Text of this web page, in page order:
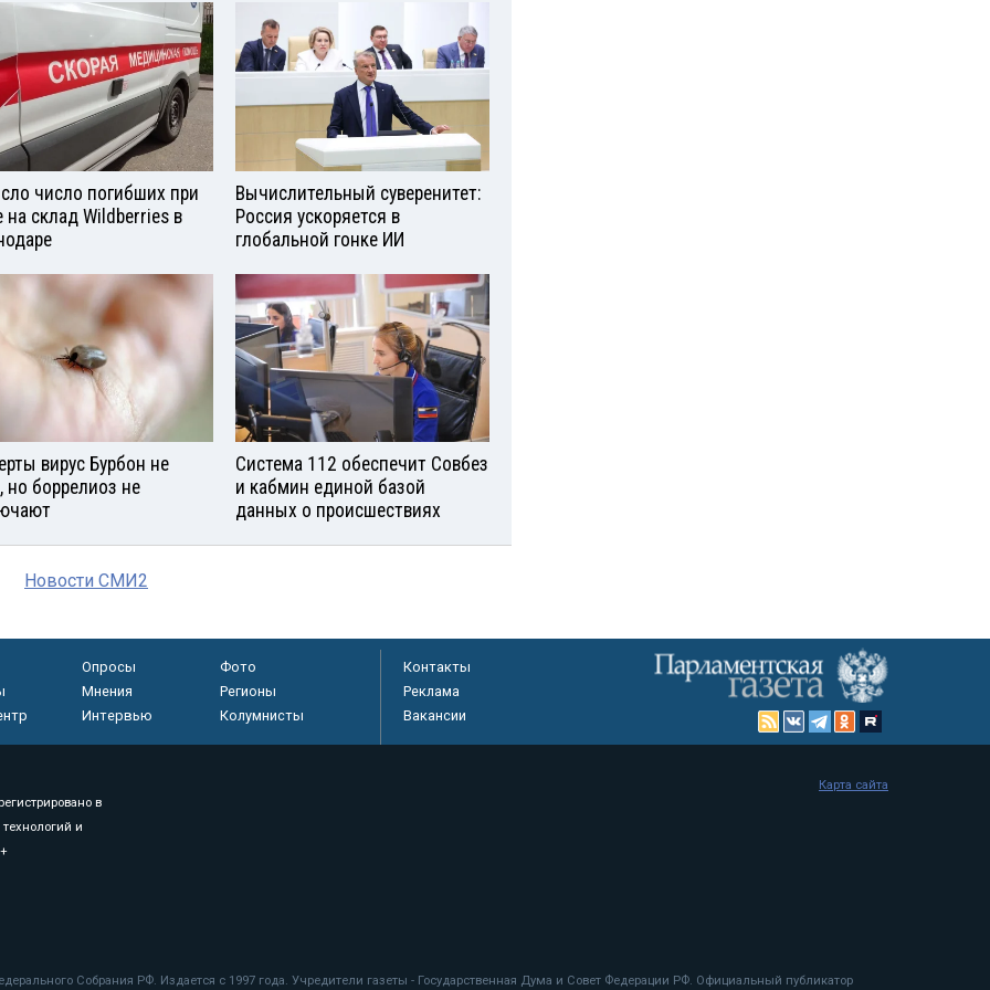
число погибших при
на склад Wildberries в
Вычислительный суверенитет:
Россия ускоряется в
глобальной гонке ИИ
вирус Бурбон не
но боррелиоз не
Система 112 обеспечит Совбез
и кабмин единой базой
данных о происшествиях
Новости СМИ2
Опросы
Фото
Мнения
Регионы
Интервью Колумнисты
Контакты
Реклама
Вакансии
в
и
Собрания РФ. Издается с 1997 года. Учредители газеты - Государственная Дума и Совет Федерации РФ. Официальный публикатор
Карта сайта